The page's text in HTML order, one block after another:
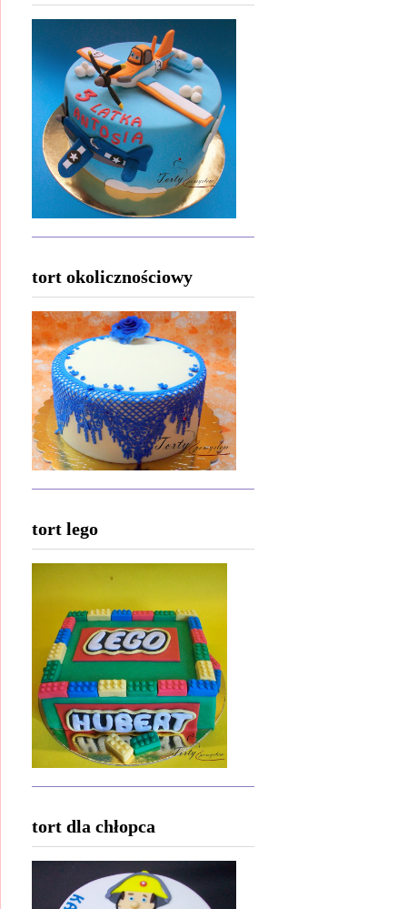
tort okolicznościowy
tort lego
tort dla chłopca